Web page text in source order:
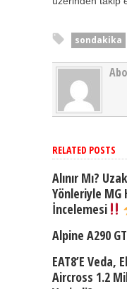
sondakika
RELATED POSTS
Alınır Mı?
Yönleriyle MG
İncelemesi
Alpine A290
EAT8’e Veda,
Aircross 1.2